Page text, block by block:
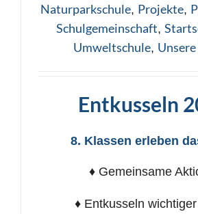
Naturparkschule, Projekte,
Schulgemeinschaft,
Umweltschule,
Entkusseln
8. Klassen erleben
♦ Gemeinsame
♦ Entkusseln